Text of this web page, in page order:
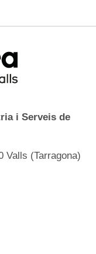
i Serveis de
Valls (Tarragona)